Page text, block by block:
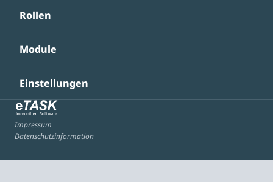
Rollen
Module
Einstellungen
Impressum
Datenschutzinformation